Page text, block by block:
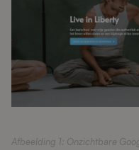
Afbeelding 1: Onzichtbare